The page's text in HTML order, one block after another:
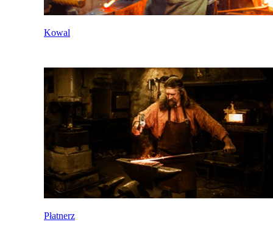
Kowal
Płatnerz